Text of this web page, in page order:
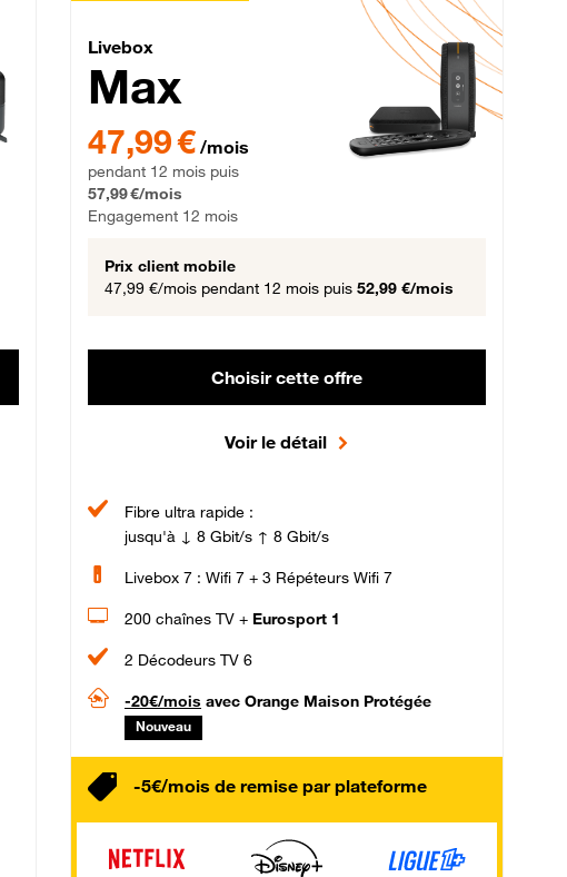
Engagement 12 mois
Livebox Max Fibre
Livebox
Max
47,99 € par mois pendant 12 mois puis 57,99 € par mois,
47,99 € /mois
pendant 12 mois puis
57,99 €/mois
Engagement 12 mois
Prix client mobile
47,99 €/mois pendant 12 mois puis 52,99 €/mois
Choisir cette offre
Voir le détail
Fibre ultra rapide :
jusqu'à ↓ 8 Gbit/s ↑ 8 Gbit/s
Livebox 7 : Wifi 7 + 3 Répéteurs Wifi 7
200 chaînes TV + Eurosport 1
2 Décodeurs TV 6
-20€/mois avec Orange Maison Protégée
Nouveau
-5€/mois de remise par plateforme